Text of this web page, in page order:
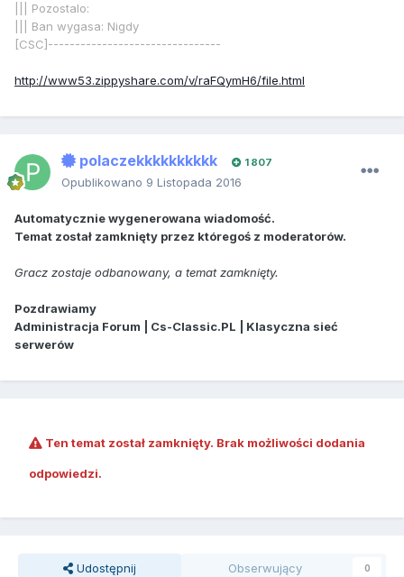
||| Pozostalo:
||| Ban wygasa: Nigdy
[CSC]--------------------------------
http://www53.zippyshare.com/v/raFQymH6/file.html
polaczekkkkkkkkkk 1 807
Opublikowano 9 Listopada 2016
Automatycznie wygenerowana wiadomość.
Temat został zamknięty przez któregoś z moderatorów.
Gracz zostaje odbanowany, a temat zamknięty.
Pozdrawiamy
Administracja Forum | Cs-Classic.PL | Klasyczna sieć
serwerów
Ten temat został zamknięty. Brak możliwości dodania
odpowiedzi.
Udostępnij Obserwujący 0